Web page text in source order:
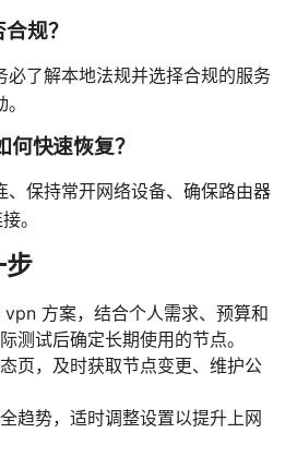
规？
必了解本地法规并选择合规的服务
何快速恢复？
、保持常开网络设备、确保路由器
。
步
方案，结合个人需求、预算和
测试后确定长期使用的节点。
页，及时获取节点变更、维护公
趋势，适时调整设置以提升上网